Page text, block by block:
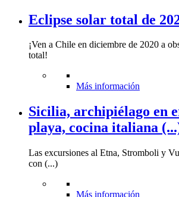
Eclipse solar total de
¡Ven a Chile en diciembre de 2020 a
total!
Más información
Sicilia, archipiélago en
playa, cocina italiana
Las excursiones al Etna, Stromboli y
con (...)
Más información